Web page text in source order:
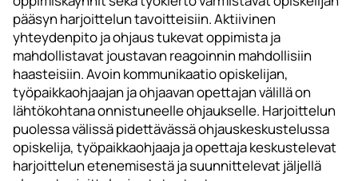
pääsyn harjoittelun tavoitteisiin. Aktiivinen
yhteydenpito ja ohjaus tukevat oppimista ja
mahdollistavat joustavan reagoinnin mahdollisiin
haasteisiin. Avoin kommunikaatio opiskelijan,
työpaikkaohjaajan ja ohjaavan opettajan välillä on
lähtökohtana onnistuneelle ohjaukselle. Harjoittelun
puolessa välissä pidettävässä ohjauskeskustelussa
opiskelija, työpaikkaohjaaja ja opettaja keskustelevat
harjoittelun etenemisestä ja suunnittelevat jäljellä